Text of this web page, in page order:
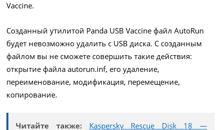
Vaccine.
Созданный утилитой Panda USB Vaccine файл AutoRun
будет невозможно удалить с USB диска. С созданным
файлом вы не сможете совершить такие действия:
открытие файла autorun.inf, его удаление,
переименование, модификация, перемещение,
копирование.
Читайте также:
Kaspersky Rescue Disk 18 —